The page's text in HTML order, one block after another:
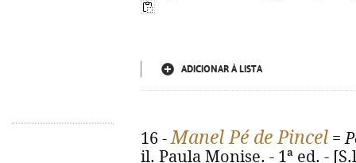
ADICIONAR À LISTA
16 -Manel Pé de Pincel =
il. Paula Monise. - 1ª ed. -